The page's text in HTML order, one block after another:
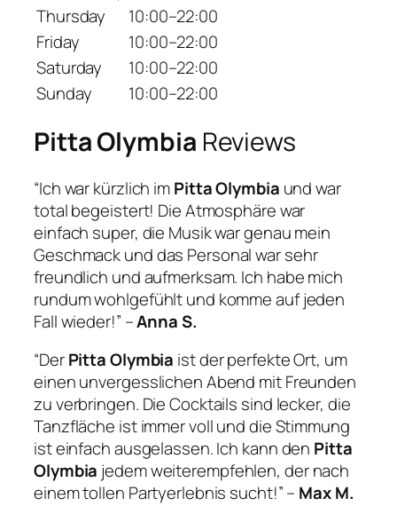
Thursday
10:00–22:00
Friday
10:00–22:00
Saturday
10:00–22:00
Sunday
10:00–22:00
Pitta Olymbia Reviews
“Ich war kürzlich imPitta Olymbia und war
total begeistert! Die Atmosphäre war
einfach super, die Musik war genau mein
Geschmack und das Personal war sehr
freundlich und aufmerksam. Ich habe mich
rundum wohlgefühlt und komme auf jeden
Fall wieder!” –Anna S.
“DerPitta Olymbia ist der perfekte Ort, um
einen unvergesslichen Abend mit Freunden
zu verbringen. Die Cocktails sind lecker, die
Tanzfläche ist immer voll und die Stimmung
ist einfach ausgelassen. Ich kann den Pitta
Olymbia jedem weiterempfehlen, der nach
einem tollen Partyerlebnis sucht!” – Max M.